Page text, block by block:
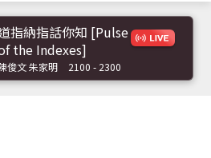
指納指話你知 [Pulse
the Indexes]
俊文 朱家明 2100 - 2300